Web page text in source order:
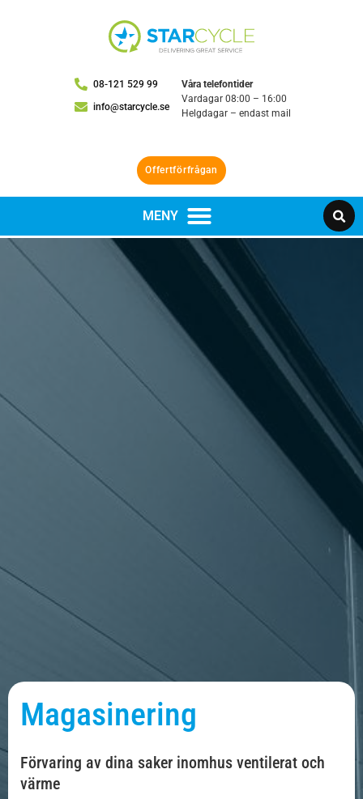
08-121 529 99
info@starcycle.se
Våra telefontider
Vardagar 08:00 – 16:00
Helgdagar – endast mail
Offertförfrågan
Magasinering
Förvaring av dina saker inomhus ventilerat och
värme